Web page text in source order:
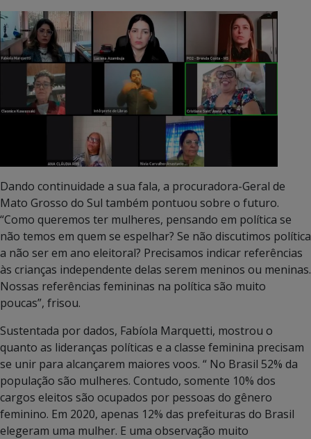
Dando continuidade a sua fala, a procuradora-Geral de
Mato Grosso do Sul também pontuou sobre o futuro.
“Como queremos ter mulheres, pensando em política se
não temos em quem se espelhar? Se não discutimos política
a não ser em ano eleitoral? Precisamos indicar referências
às crianças independente delas serem meninos ou meninas.
Nossas referências femininas na política são muito
poucas”, frisou.
Sustentada por dados, Fabíola Marquetti, mostrou o
quanto as lideranças políticas e a classe feminina precisam
se unir para alcançarem maiores voos. “ No Brasil 52% da
população são mulheres. Contudo, somente 10% dos
cargos eleitos são ocupados por pessoas do gênero
feminino. Em 2020, apenas 12% das prefeituras do Brasil
elegeram uma mulher. E uma observação muito